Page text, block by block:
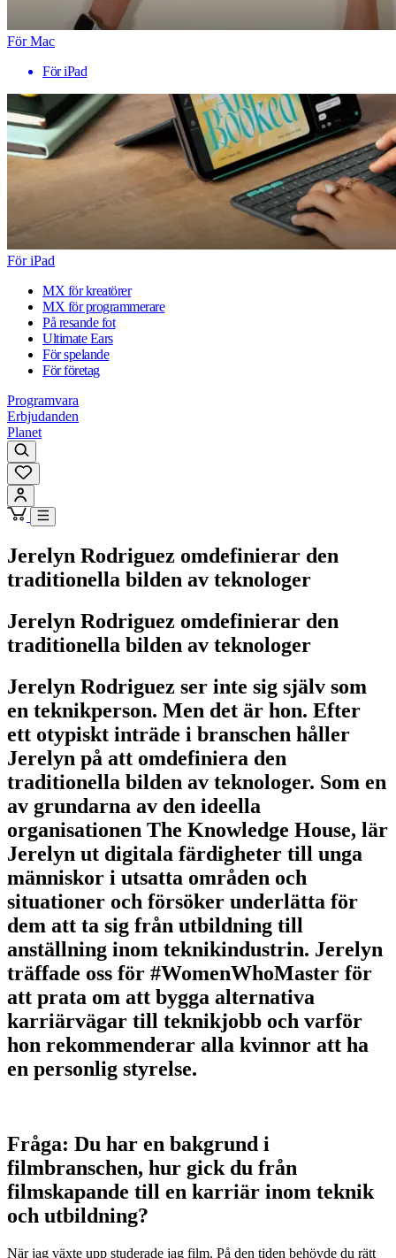
För Mac
För iPad
För iPad
MX för kreatörer
MX för programmerare
På resande fot
Ultimate Ears
För spelande
För företag
Programvara
Erbjudanden
Planet
Jerelyn Rodriguez omdefinierar den
traditionella bilden av teknologer
Jerelyn Rodriguez omdefinierar den
traditionella bilden av teknologer
Jerelyn Rodriguez ser inte sig själv som
en teknikperson. Men det är hon. Efter
ett otypiskt inträde i branschen håller
Jerelyn på att omdefiniera den
traditionella bilden av teknologer. Som en
av grundarna av den ideella
organisationen The Knowledge House, lär
Jerelyn ut digitala färdigheter till unga
människor i utsatta områden och
situationer och försöker underlätta för
dem att ta sig från utbildning till
anställning inom teknikindustrin. Jerelyn
träffade oss för #WomenWhoMaster för
att prata om att bygga alternativa
karriärvägar till teknikjobb och varför
hon rekommenderar alla kvinnor att ha
en personlig styrelse.
Fråga: Du har en bakgrund i
filmbranschen, hur gick du från
filmskapande till en karriär inom teknik
och utbildning?
När jag växte upp studerade jag film. På den tiden behövde du rätt